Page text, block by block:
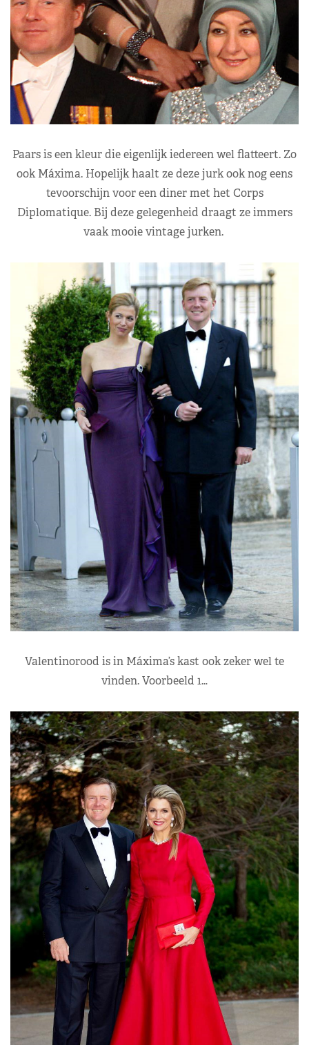
Paars is een kleur die eigenlijk iedereen wel flatteert. Zo
ook Máxima. Hopelijk haalt ze deze jurk ook nog eens
tevoorschijn voor een diner met het Corps
Diplomatique. Bij deze gelegenheid draagt ze immers
vaak mooie vintage jurken.
Valentinorood is in Máxima’s kast ook zeker wel te
vinden. Voorbeeld 1…